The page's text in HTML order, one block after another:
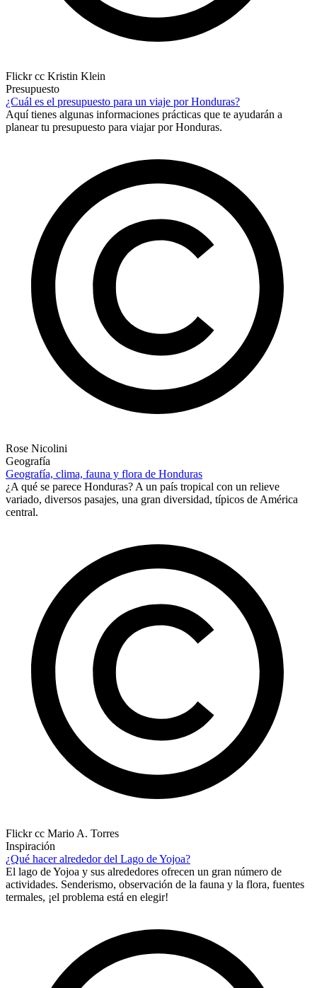
Flickr cc Kristin Klein
Presupuesto
¿Cuál es el presupuesto para un viaje por Honduras?
Aquí tienes algunas informaciones prácticas que te ayudarán a
planear tu presupuesto para viajar por Honduras.
Rose Nicolini
Geografía
Geografía, clima, fauna y flora de Honduras
¿A qué se parece Honduras? A un país tropical con un relieve
variado, diversos pasajes, una gran diversidad, típicos de América
central.
Flickr cc Mario A. Torres
Inspiración
¿Qué hacer alrededor del Lago de Yojoa?
El lago de Yojoa y sus alrededores ofrecen un gran número de
actividades. Senderismo, observación de la fauna y la flora, fuentes
termales, ¡el problema está en elegir!